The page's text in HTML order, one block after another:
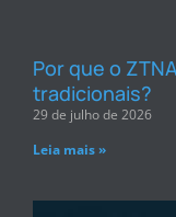
Por que o
tradicionais?
29 de julho de 2026
Leia mais »